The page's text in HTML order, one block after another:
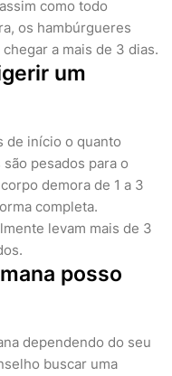
como todo
os hambúrgueres
a mais de 3 dias.
um
de início o quanto
pesados para o
demora de 1 a 3
completa.
levam mais de 3
posso
dependendo do seu
buscar uma